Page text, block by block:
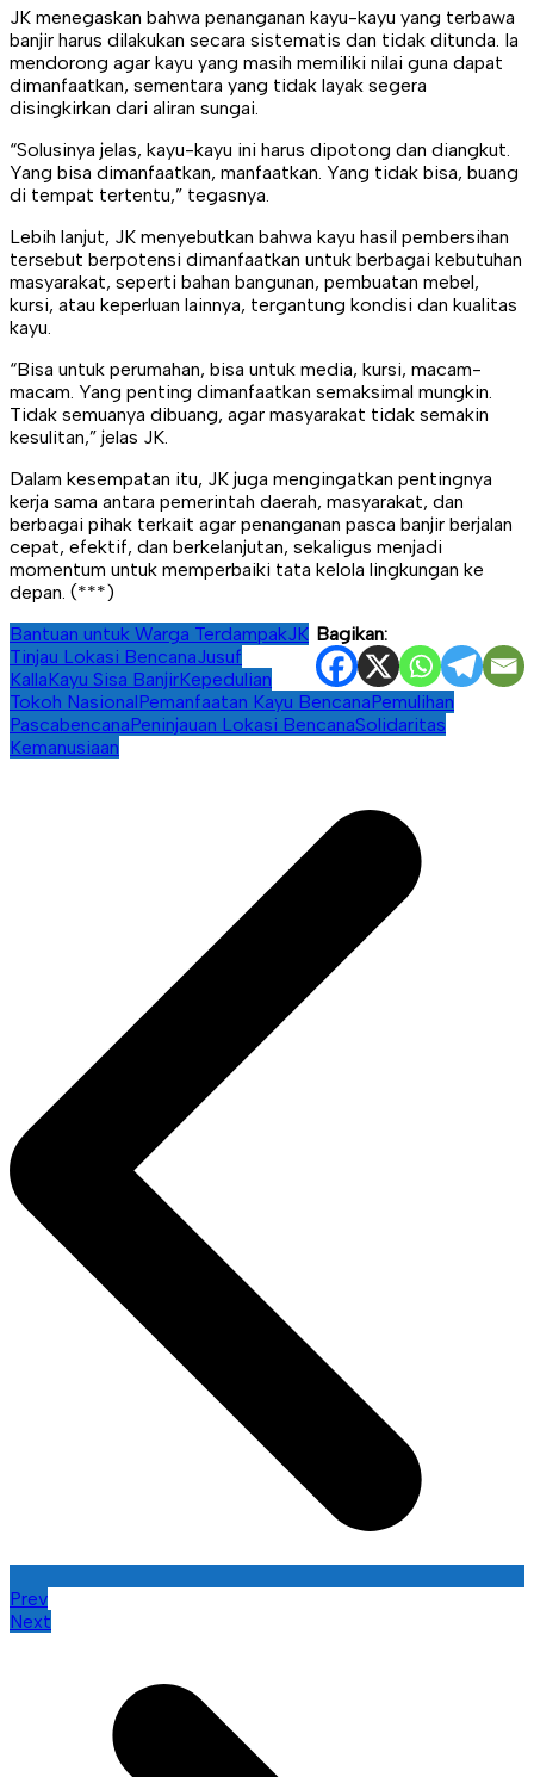
JK menegaskan bahwa penanganan kayu-kayu yang terbawa
banjir harus dilakukan secara sistematis dan tidak ditunda. Ia
mendorong agar kayu yang masih memiliki nilai guna dapat
dimanfaatkan, sementara yang tidak layak segera
disingkirkan dari aliran sungai.
“Solusinya jelas, kayu-kayu ini harus dipotong dan diangkut.
Yang bisa dimanfaatkan, manfaatkan. Yang tidak bisa, buang
di tempat tertentu,” tegasnya.
Lebih lanjut, JK menyebutkan bahwa kayu hasil pembersihan
tersebut berpotensi dimanfaatkan untuk berbagai kebutuhan
masyarakat, seperti bahan bangunan, pembuatan mebel,
kursi, atau keperluan lainnya, tergantung kondisi dan kualitas
kayu.
“Bisa untuk perumahan, bisa untuk media, kursi, macam-
macam. Yang penting dimanfaatkan semaksimal mungkin.
Tidak semuanya dibuang, agar masyarakat tidak semakin
kesulitan,” jelas JK.
Dalam kesempatan itu, JK juga mengingatkan pentingnya
kerja sama antara pemerintah daerah, masyarakat, dan
berbagai pihak terkait agar penanganan pasca banjir berjalan
cepat, efektif, dan berkelanjutan, sekaligus menjadi
momentum untuk memperbaiki tata kelola lingkungan ke
depan. (***)
Bagikan:
Bantuan untuk Warga TerdampakJK
Tinjau Lokasi BencanaJusuf
KallaKayu Sisa BanjirKepedulian
Tokoh NasionalPemanfaatan Kayu BencanaPemulihan
PascabencanaPeninjauan Lokasi BencanaSolidaritas
Kemanusiaan
Prev
Next